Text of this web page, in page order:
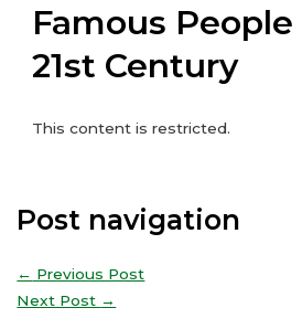
Famous
21st Century
This content is restricted.
Post navigation
← Previous Post
Next Post →